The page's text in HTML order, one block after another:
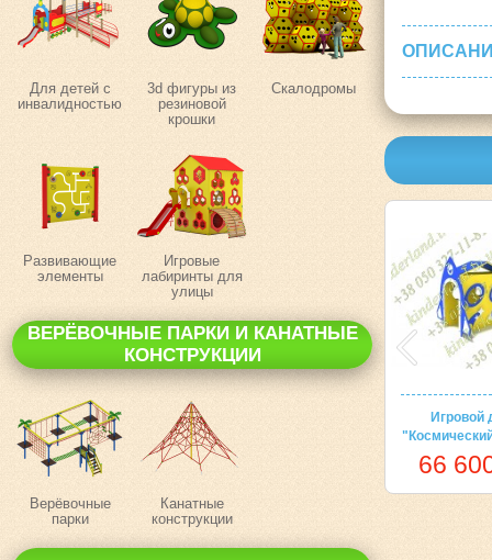
Для детей с
инвалидностью
3d фигуры из
резиновой
крошки
Скалодромы
Развивающие
элементы
Игровые
лабиринты для
улицы
ВЕРЁВОЧНЫЕ ПАРКИ И КАНАТНЫЕ
КОНСТРУКЦИИ
Верёвочные
парки
Канатные
конструкции
Игровой
66